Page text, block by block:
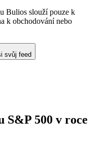
Bulios slouží pouze k
k obchodování nebo
svůj feed
S&P 500 v roce